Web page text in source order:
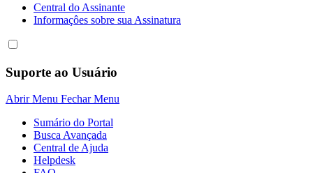
Central do Assinante
Informaçôes sobre sua Assinatura
Suporte ao Usuário
Abrir Menu Fechar Menu
Sumário do Portal
Busca Avançada
Central de Ajuda
Helpdesk